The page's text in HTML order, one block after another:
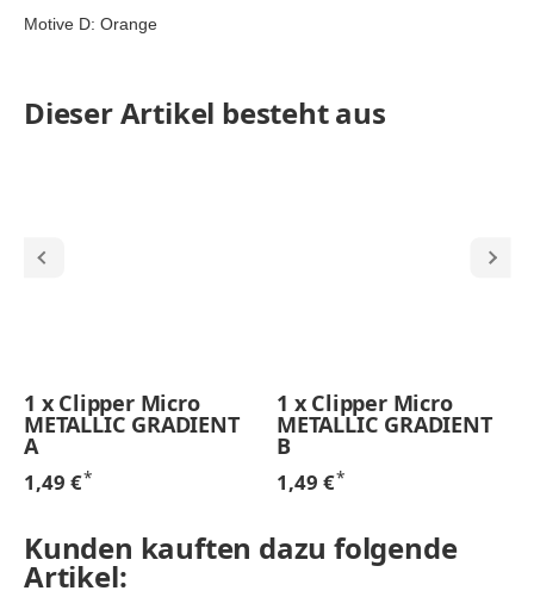
Motive D: Orange
Dieser Artikel besteht aus
1 x Clipper Micro
METALLIC GRADIENT
A
1,49 €*
1 x Clipper Micro
METALLIC GRADIENT
B
1,49 €*
Kunden kauften dazu folgende
Artikel: